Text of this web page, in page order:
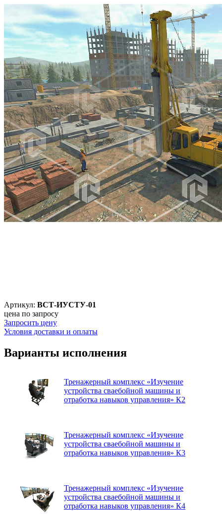
Артикул: ВСТ-ИУСТУ-01
цена по запросу
Запросить цену
Условия доставки и оплаты
Варианты исполнения
Тренажерный комплекс «Изучение
устройства сваебойной машины и
отработка навыков управления» К2
Тренажерный комплекс «Изучение
устройства сваебойной машины и
отработка навыков управления» К3
Тренажерный комплекс «Изучение
устройства сваебойной машины и
отработка навыков управления» К4